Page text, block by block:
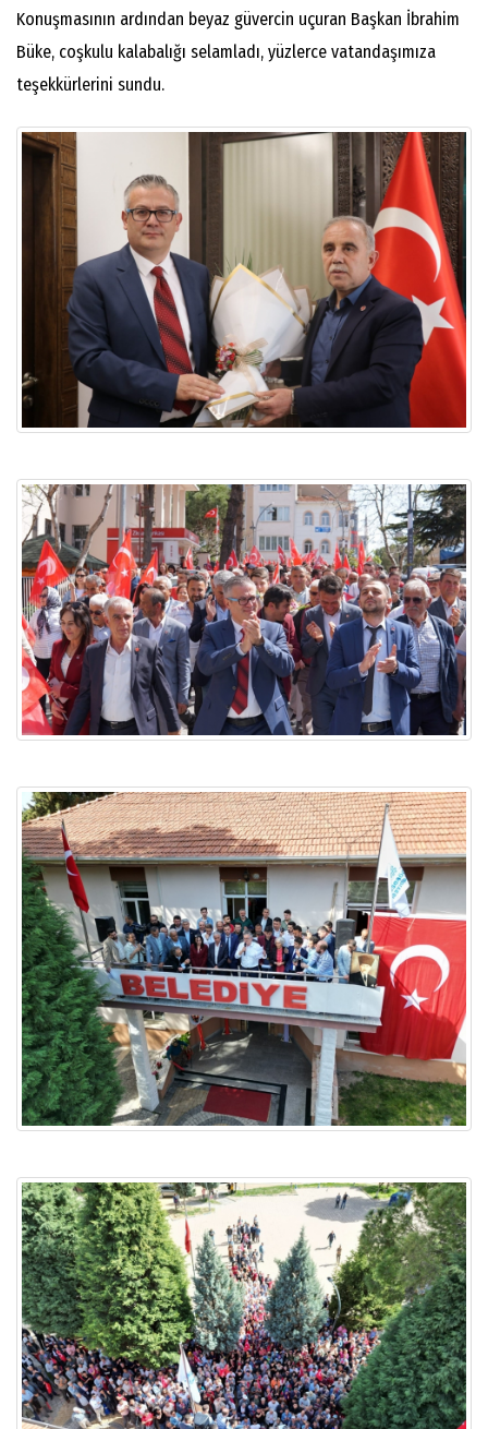
Konuşmasının ardından beyaz güvercin uçuran Başkan İbrahim
Büke, coşkulu kalabalığı selamladı, yüzlerce vatandaşımıza
teşekkürlerini sundu.